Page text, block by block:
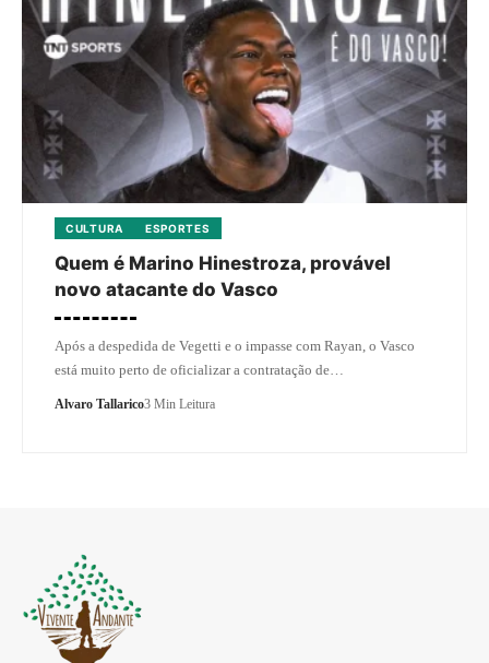
CULTURA ESPORTES
Quem é Marino Hinestroza, provável
novo atacante do Vasco
Após a despedida de Vegetti e o impasse com Rayan, o Vasco
está muito perto de oficializar a contratação de…
Alvaro Tallarico3 Min Leitura